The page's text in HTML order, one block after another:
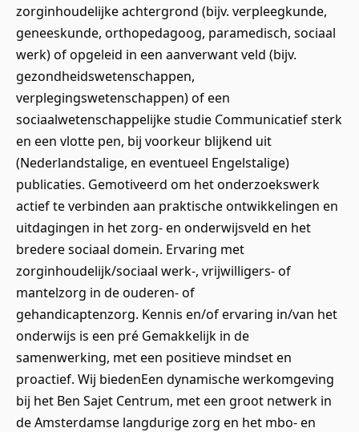
zorginhoudelijke achtergrond (bijv. verpleegkunde,
geneeskunde, orthopedagoog, paramedisch, sociaal
werk) of opgeleid in een aanverwant veld (bijv.
gezondheidswetenschappen,
verplegingswetenschappen) of een
sociaalwetenschappelijke studie Communicatief sterk
en een vlotte pen, bij voorkeur blijkend uit
(Nederlandstalige, en eventueel Engelstalige)
publicaties. Gemotiveerd om het onderzoekswerk
actief te verbinden aan praktische ontwikkelingen en
uitdagingen in het zorg- en onderwijsveld en het
bredere sociaal domein. Ervaring met
zorginhoudelijk/sociaal werk-, vrijwilligers- of
mantelzorg in de ouderen- of
gehandicaptenzorg. Kennis en/of ervaring in/van het
onderwijs is een pré Gemakkelijk in de
samenwerking, met een positieve mindset en
proactief. Wij biedenEen dynamische werkomgeving
bij het Ben Sajet Centrum, met een groot netwerk in
de Amsterdamse langdurige zorg en het mbo- en